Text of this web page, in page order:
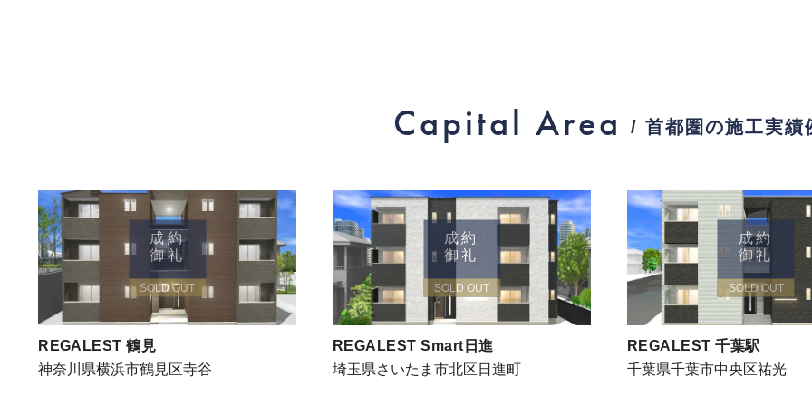
Capital Area / 首都圏の施工実績
成約
御礼
SOLD OUT
REGALEST 鶴見
神奈川県横浜市鶴見区寺谷
成約
御礼
SOLD OUT
REGALEST Smart日進
埼玉県さいたま市北区日進町
成約
御礼
SOLD OUT
REGALEST 千葉駅
千葉県千葉市中央区祐光